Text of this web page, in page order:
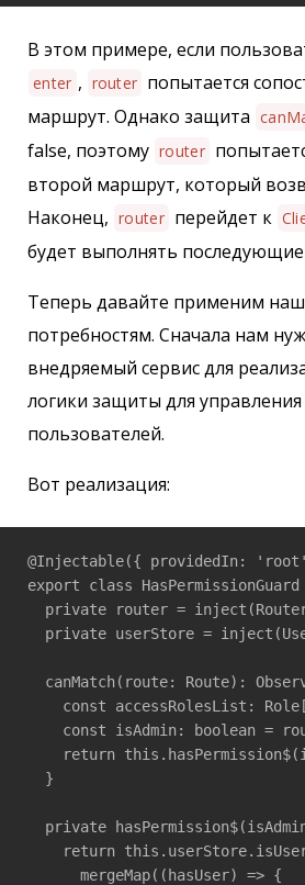
В этом примере, если
enter , router попытается
маршрут. Однако защита
false, поэтому router
второй маршрут, который
Наконец, router перейдет к
будет выполнять
Теперь давайте применим
потребностям. Сначала нам
внедряемый сервис для
логики защиты для
пользователей.
Вот реализация:
@Injectable({ providedIn:
export class
private router =
private userStore =
canMatch(route: Route):
const accessRolesList:
const isAdmin: boolean =
return
  }
private
return
      mergeMap((hasUser) => {